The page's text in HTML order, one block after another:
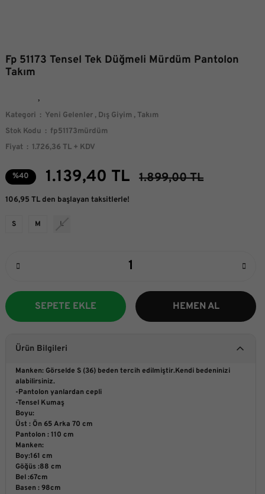
Fp 51173 Tensel Tek Düğmeli Mürdüm Pantolon
Takım
Kategori Yeni Gelenler , Dış Giyim , Takım
Stok Kodu
fp51173mürdüm
Fiyat
1.726,36 TL + KDV
%40 1.139,40 TL 1.899,00 TL
106,95 TL den başlayan taksitlerle!
S M L
SEPETE EKLE HEMEN AL
Ürün Bilgileri
Manken: Görselde S (36) beden tercih edilmiştir.Kendi bedeninizi
alabilirsiniz.
-Pantolon yanlardan cepli
-Tensel Kumaş
Boyu:
Üst : Ön 65 Arka 70 cm
Pantolon : 110 cm
Manken:
Boy:161 cm
Göğüs :88 cm
Bel :67cm
Basen : 98cm